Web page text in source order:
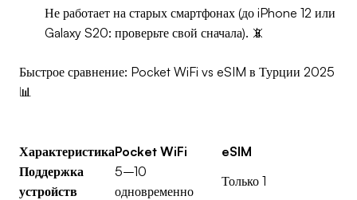
Не работает на старых смартфонах (до iPhone 12 или
Galaxy S20: проверьте свой сначала). 📵
Быстрое сравнение: Pocket WiFi vs eSIM в Турции 2025
📊
ХарактеристикаPocket WiFi
eSIM
Поддержка
устройств
5–10
одновременно
Только 1